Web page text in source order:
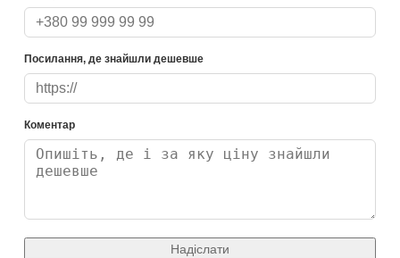
Посилання, де знайшли дешевше
Коментар
Надіслати